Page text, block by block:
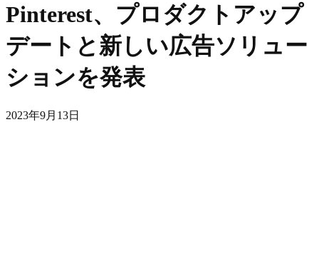
Pinterest、プロダクトアップ
デートと新しい広告ソリュー
ションを発表
2023年9月13日